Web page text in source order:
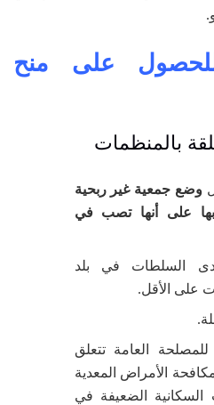
للحصول على منح
بالمنظمات
وضع جمعية غير ربحية
على أنها تصب في
السلطات في بلد
على الأقل.
العامة تتعلق
الأمراض المعدية
السكانية الضعيفة في